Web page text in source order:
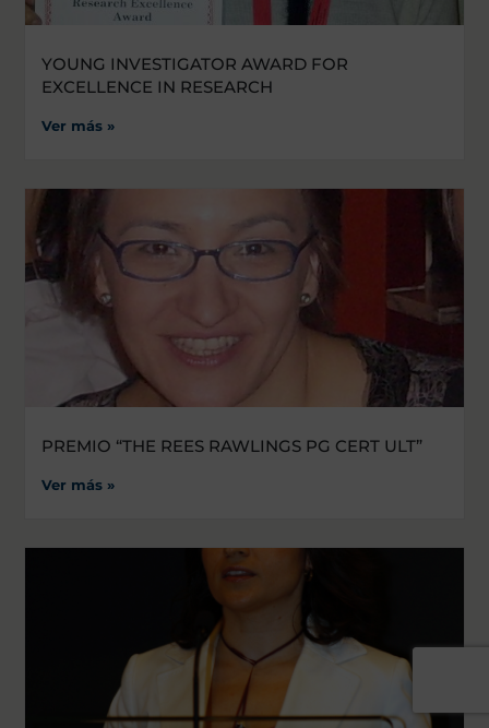
YOUNG INVESTIGATOR AWARD FOR
EXCELLENCE IN RESEARCH
Ver más »
PREMIO “THE REES RAWLINGS PG CERT ULT”
Ver más »